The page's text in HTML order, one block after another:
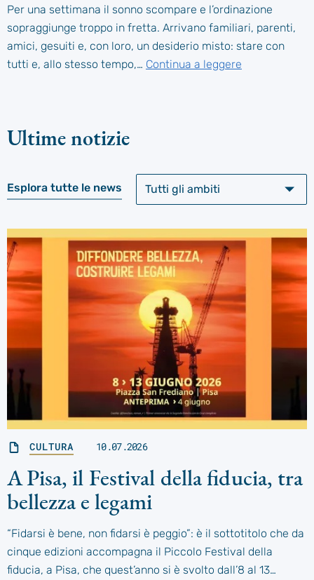
Per una settimana il sonno scompare e l’ordinazione
sopraggiunge troppo in fretta. Arrivano familiari, parenti,
amici, gesuiti e, con loro, un desiderio misto: stare con
tutti e, allo stesso tempo,… Continua a leggere
Ultime notizie
Esplora tutte le news
CULTURA 10.07.2026
A Pisa, il Festival della fiducia, tra
bellezza e legami
“Fidarsi è bene, non fidarsi è peggio”: è il sottotitolo che da
cinque edizioni accompagna il Piccolo Festival della
fiducia, a Pisa, che quest’anno si è svolto dall’8 al 13…